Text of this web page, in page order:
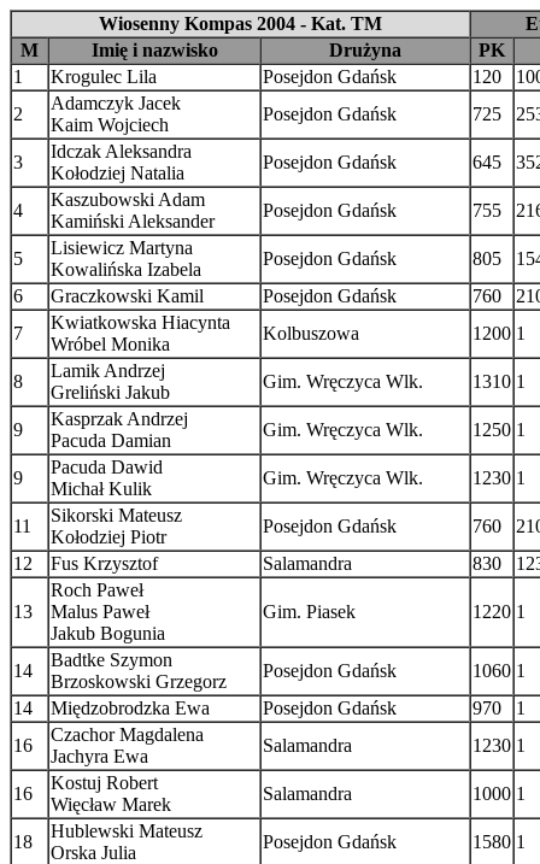
Wiosenny Kompas 2004 - Kat. TM
M
Imię i nazwisko Drużyna
PK
1
Krogulec Lila Posejdon Gdańsk 120
2
Adamczyk Jacek
Kaim Wojciech
Posejdon Gdańsk 725
3
Idczak Aleksandra
Kołodziej Natalia
Posejdon Gdańsk 645
4
Kaszubowski Adam
Kamiński Aleksander
Posejdon Gdańsk 755
5
Lisiewicz Martyna
Kowalińska Izabela
Posejdon Gdańsk 805
6
Graczkowski Kamil Posejdon Gdańsk 760
7
Kwiatkowska Hiacynta
Wróbel Monika
Kolbuszowa 1200 1
8
Lamik Andrzej
Greliński Jakub
Gim. Wręczyca Wlk. 1310 1
9
Kasprzak Andrzej
Pacuda Damian
Gim. Wręczyca Wlk. 1250 1
9
Pacuda Dawid
Michał Kulik
Gim. Wręczyca Wlk. 1230 1
11
Sikorski Mateusz
Kołodziej Piotr
Posejdon Gdańsk 760
12
Fus Krzysztof Salamandra 830
13
Roch Paweł
Malus Paweł
Jakub Bogunia
Gim. Piasek 1220 1
14
Badtke Szymon
Brzoskowski Grzegorz
Posejdon Gdańsk 1060 1
14
Międzobrodzka Ewa Posejdon Gdańsk 970
1
16
Czachor Magdalena
Jachyra Ewa
Salamandra 1230 1
16
Kostuj Robert
Więcław Marek
Salamandra 1000 1
18
Hublewski Mateusz
Orska Julia
Posejdon Gdańsk 1580 1